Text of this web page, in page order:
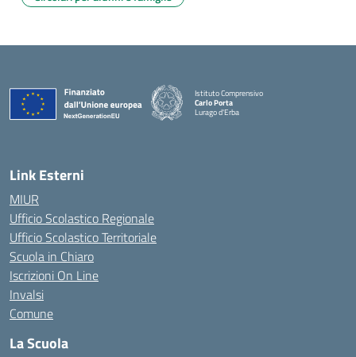
Istituto Comprensivo
Carlo Porta
Lurago d'Erba
— Visita la pagina iniziale della scuola
Link Esterni
MIUR
Ufficio Scolastico Regionale
Ufficio Scolastico Territoriale
Scuola in Chiaro
Iscrizioni On Line
Invalsi
Comune
La Scuola